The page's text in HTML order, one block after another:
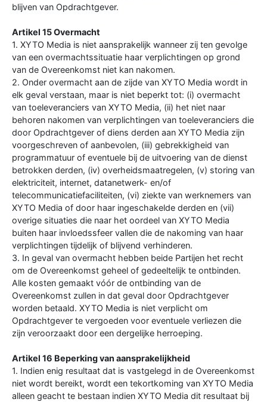
blijven van Opdrachtgever.
Artikel 15 Overmacht
1. XYTO Media is niet aansprakelijk wanneer zij ten gevolge
van een overmachtssituatie haar verplichtingen op grond
van de Overeenkomst niet kan nakomen.
2. Onder overmacht aan de zijde van XYTO Media wordt in
elk geval verstaan, maar is niet beperkt tot: (i) overmacht
van toeleveranciers van XYTO Media, (ii) het niet naar
behoren nakomen van verplichtingen van toeleveranciers die
door Opdrachtgever of diens derden aan XYTO Media zijn
voorgeschreven of aanbevolen, (iii) gebrekkigheid van
programmatuur of eventuele bij de uitvoering van de dienst
betrokken derden, (iv) overheidsmaatregelen, (v) storing van
elektriciteit, internet, datanetwerk- en/of
telecommunicatiefaciliteiten, (vi) ziekte van werknemers van
XYTO Media of door haar ingeschakelde derden en (vii)
overige situaties die naar het oordeel van XYTO Media
buiten haar invloedssfeer vallen die de nakoming van haar
verplichtingen tijdelijk of blijvend verhinderen.
3. In geval van overmacht hebben beide Partijen het recht
om de Overeenkomst geheel of gedeeltelijk te ontbinden.
Alle kosten gemaakt vóór de ontbinding van de
Overeenkomst zullen in dat geval door Opdrachtgever
worden betaald. XYTO Media is niet verplicht om
Opdrachtgever te vergoeden voor eventuele verliezen die
zijn veroorzaakt door een dergelijke herroeping.
Artikel 16 Beperking van aansprakelijkheid
1. Indien enig resultaat dat is vastgelegd in de Overeenkomst
niet wordt bereikt, wordt een tekortkoming van XYTO Media
alleen geacht te bestaan indien XYTO Media dit resultaat bij